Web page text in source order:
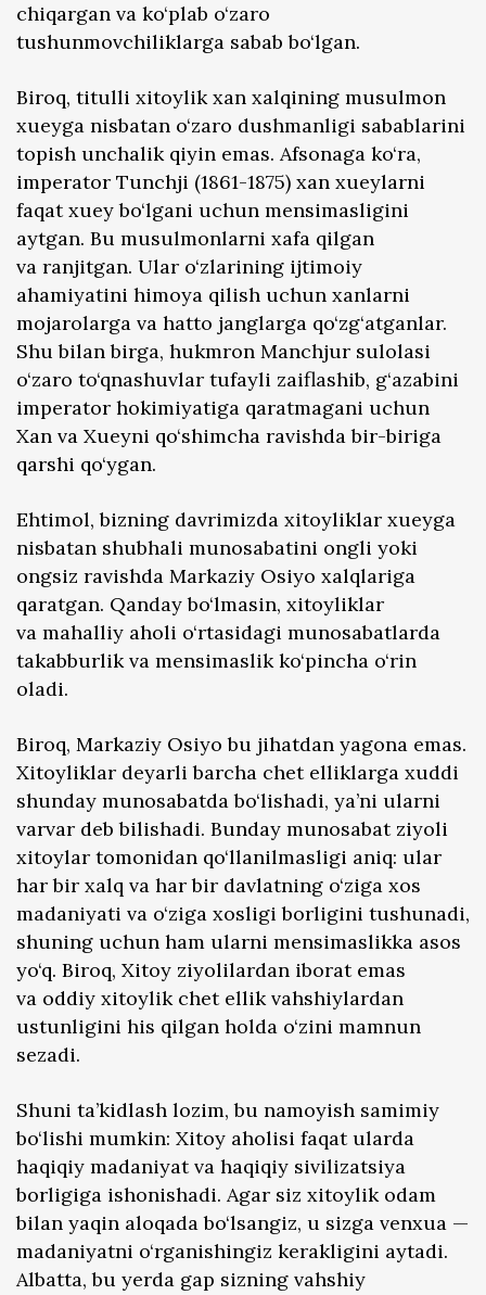
chiqargan va ko‘plab o‘zaro
tushunmovchiliklarga sabab bo‘lgan.
Biroq, titulli xitoylik xan xalqining musulmon
xueyga nisbatan o‘zaro dushmanligi sabablarini
topish unchalik qiyin emas. Afsonaga ko‘ra,
imperator Tunchji (1861-1875) xan xueylarni
faqat xuey bo‘lgani uchun mensimasligini
aytgan. Bu musulmonlarni xafa qilgan
va ranjitgan. Ular o‘zlarining ijtimoiy
ahamiyatini himoya qilish uchun xanlarni
mojarolarga va hatto janglarga qo‘zg‘atganlar.
Shu bilan birga, hukmron Manchjur sulolasi
o‘zaro to‘qnashuvlar tufayli zaiflashib, g‘azabini
imperator hokimiyatiga qaratmagani uchun
Xan va Xueyni qo‘shimcha ravishda bir-biriga
qarshi qo‘ygan.
Ehtimol, bizning davrimizda xitoyliklar xueyga
nisbatan shubhali munosabatini ongli yoki
ongsiz ravishda Markaziy Osiyo xalqlariga
qaratgan. Qanday bo‘lmasin, xitoyliklar
va mahalliy aholi o‘rtasidagi munosabatlarda
takabburlik va mensimaslik ko‘pincha o‘rin
oladi.
Biroq, Markaziy Osiyo bu jihatdan yagona emas.
Xitoyliklar deyarli barcha chet elliklarga xuddi
shunday munosabatda bo‘lishadi, ya’ni ularni
varvar deb bilishadi. Bunday munosabat ziyoli
xitoylar tomonidan qo‘llanilmasligi aniq: ular
har bir xalq va har bir davlatning o‘ziga xos
madaniyati va o‘ziga xosligi borligini tushunadi,
shuning uchun ham ularni mensimaslikka asos
yo‘q. Biroq, Xitoy ziyolilardan iborat emas
va oddiy xitoylik chet ellik vahshiylardan
ustunligini his qilgan holda o‘zini mamnun
sezadi.
Shuni ta’kidlash lozim, bu namoyish samimiy
bo‘lishi mumkin: Xitoy aholisi faqat ularda
haqiqiy madaniyat va haqiqiy sivilizatsiya
borligiga ishonishadi. Agar siz xitoylik odam
bilan yaqin aloqada bo‘lsangiz, u sizga venxua —
madaniyatni o‘rganishingiz kerakligini aytadi.
Albatta, bu yerda gap sizning vahshiy